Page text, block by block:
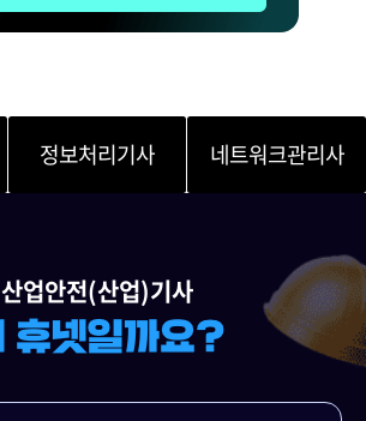
정보처리기사 네트워크관리사
산업안전(산업)기사